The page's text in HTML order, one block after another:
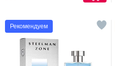
Рекомендуем